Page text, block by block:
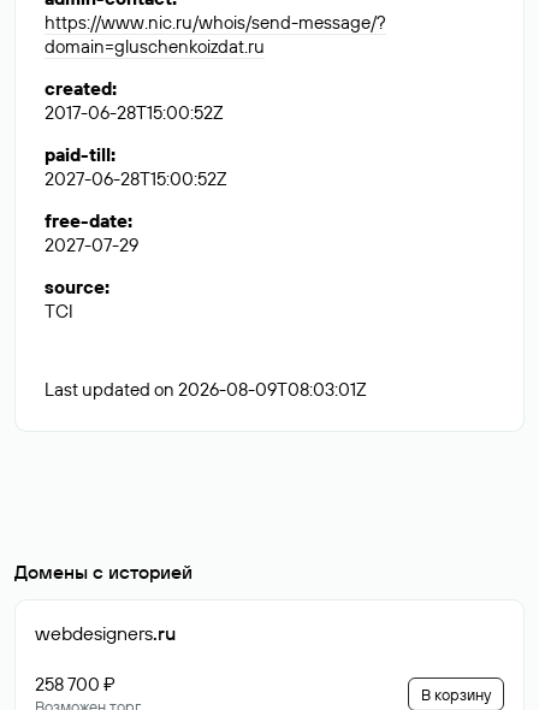
https://www.nic.ru/whois/send-message/?
domain=gluschenkoizdat.ru
created:
2017-06-28T15:00:52Z
paid-till:
2027-06-28T15:00:52Z
free-date:
2027-07-29
source:
TCI
Last updated on 2026-08-09T08:03:01Z
Домены с историей
webdesigners.ru
258 700 ₽ В корзину